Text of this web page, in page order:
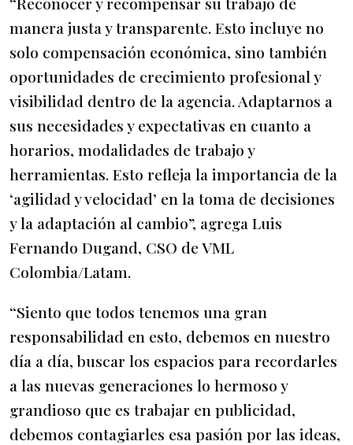
manera justa y transparente. Esto incluye no
solo compensación económica, sino también
oportunidades de crecimiento profesional y
visibilidad dentro de la agencia. Adaptarnos a
sus necesidades y expectativas en cuanto a
horarios, modalidades de trabajo y
herramientas. Esto refleja la importancia de la
‘agilidad y velocidad’ en la toma de decisiones
y la adaptación al cambio”, agrega Luis
Fernando Dugand, CSO de VML
Colombia/Latam.
“Siento que todos tenemos una gran
responsabilidad en esto, debemos en nuestro
día a día, buscar los espacios para recordarles
a las nuevas generaciones lo hermoso y
grandioso que es trabajar en publicidad,
debemos contagiarles esa pasión por las ideas,